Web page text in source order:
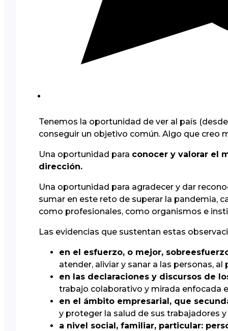
Tenemos la oportunidad de ver al país
conseguir un objetivo común. Algo que creo
Una oportunidad para conocer y valorar el
dirección.
Una oportunidad para agradecer y dar
sumar en este reto de superar la pandemia,
como profesionales, como organismos e
Las evidencias que sustentan estas
en el esfuerzo, o mejor,
atender, aliviar y sanar a las personas,
en las declaraciones y discursos de
trabajo colaborativo y mirada enfocada
en el ámbito empresarial, que
y proteger la salud de sus trabajadores
a nivel social, familiar, particular: